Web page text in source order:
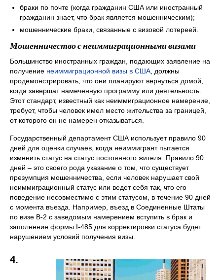
браки по почте (когда гражданин США или иностранный
гражданин знает, что брак является мошенническим);
мошеннические браки, связанные с визовой лотереей.
Мошенничество с неиммиграционными визами
Большинство иностранных граждан, подающих заявление на
получение неиммиграционной визы в США, должны
продемонстрировать, что они планируют вернуться домой,
когда завершат намеченную программу или деятельность.
Этот стандарт, известный как неиммиграционное намерение,
требует, чтобы человек имел место жительства за границей,
от которого он не намерен отказываться.
Государственный департамент США использует правило 90
дней для оценки случаев, когда неиммигрант пытается
изменить статус на статус постоянного жителя. Правило 90
дней – это своего рода указание о том, что существует
презумпция мошенничества, если человек нарушает свой
неиммиграционный статус или ведет себя так, что его
поведение несовместимо с этим статусом, в течение 90 дней
с момента въезда. Например, въезд в Соединенные Штаты
по визе B-2 с заведомым намерением вступить в брак и
заполнение формы I-485 для корректировки статуса будет
нарушением условий получения визы.
4.